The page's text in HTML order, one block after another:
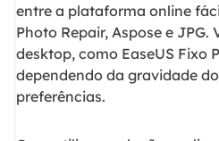
entre a plataforma online
Photo Repair, Aspose e JPG.
desktop, como EaseUS Fixo
dependendo da gravidade
preferências.